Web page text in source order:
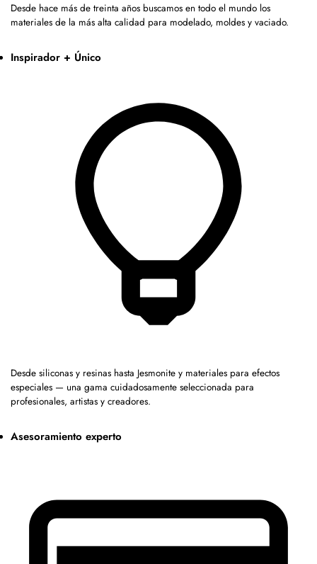
Desde hace más de treinta años buscamos en todo el mundo los
materiales de la más alta calidad para modelado, moldes y vaciado.
Inspirador + Único
Desde siliconas y resinas hasta Jesmonite y materiales para efectos
especiales — una gama cuidadosamente seleccionada para
profesionales, artistas y creadores.
Asesoramiento experto